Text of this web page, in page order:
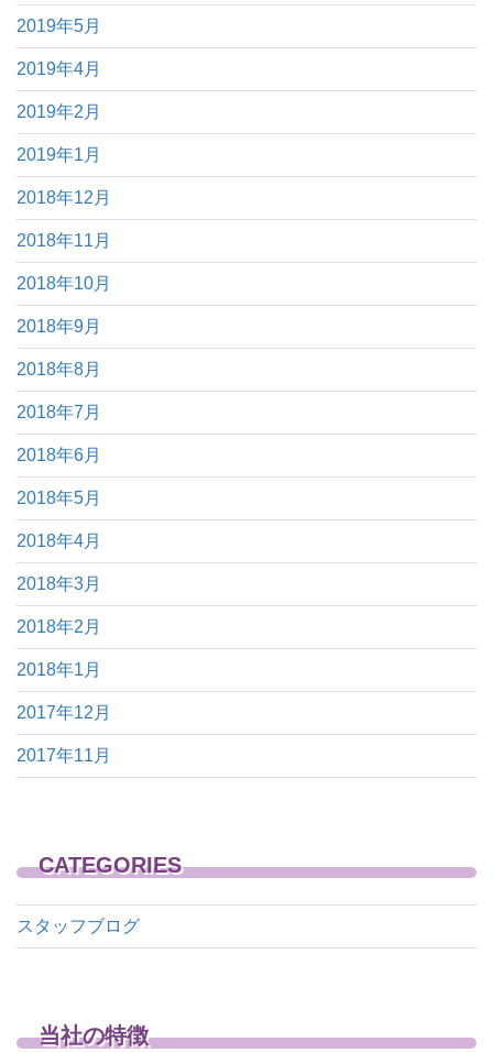
2019年5月
2019年4月
2019年2月
2019年1月
2018年12月
2018年11月
2018年10月
2018年9月
2018年8月
2018年7月
2018年6月
2018年5月
2018年4月
2018年3月
2018年2月
2018年1月
2017年12月
2017年11月
CATEGORIES
スタッフブログ
当社の特徴